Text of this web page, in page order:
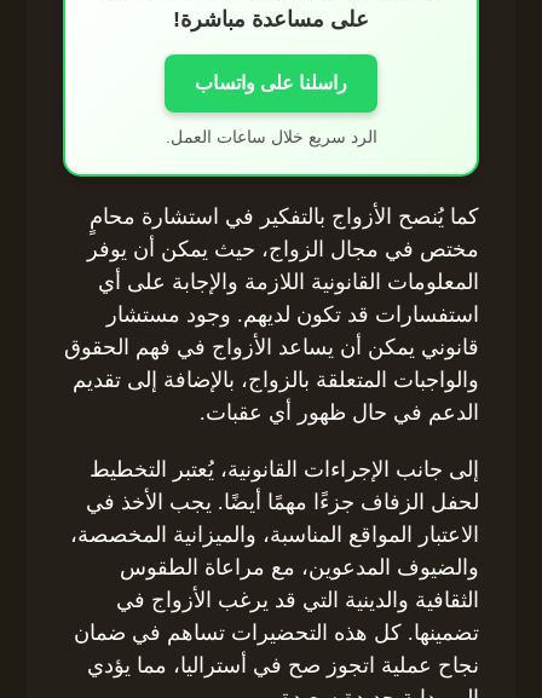
على مساعدة مباشرة!
راسلنا على واتساب
الرد سريع خلال ساعات العمل.
كما يُنصح الأزواج بالتفكير في استشارة محامٍ
مختص في مجال الزواج، حيث يمكن أن يوفر
المعلومات القانونية اللازمة والإجابة على أي
استفسارات قد تكون لديهم. وجود مستشار
قانوني يمكن أن يساعد الأزواج في فهم الحقوق
والواجبات المتعلقة بالزواج، بالإضافة إلى تقديم
الدعم في حال ظهور أي عقبات.
إلى جانب الإجراءات القانونية، يُعتبر التخطيط
لحفل الزفاف جزءًا مهمًا أيضًا. يجب الأخذ في
الاعتبار المواقع المناسبة، والميزانية المخصصة،
والضيوف المدعوين، مع مراعاة الطقوس
الثقافية والدينية التي قد يرغب الأزواج في
تضمينها. كل هذه التحضيرات تساهم في ضمان
نجاح عملية اتجوز صح في أستراليا، مما يؤدي